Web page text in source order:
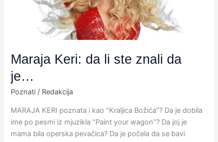
Maraja Keri: da li ste znali da
je…
Poznati / Redakcija
MARAJA KERI poznata i kao “Kraljica Božića”? Da je dobila
ime po pesmi iz mjuzikla “Paint your wagon”? Da joj je
mama bila operska pevačica? Da je počela da se bavi